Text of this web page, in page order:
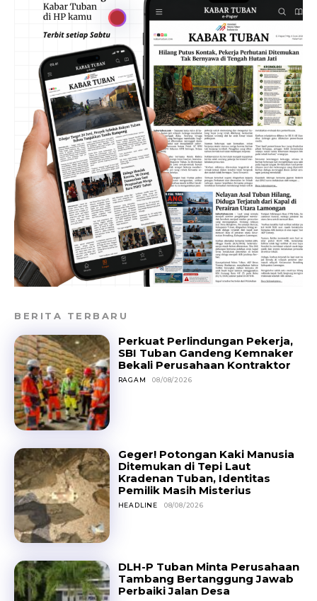
BERITA TERBARU
Perkuat Perlindungan Pekerja,
SBI Tuban Gandeng Kemnaker
Bekali Perusahaan Kontraktor
RAGAM 08/08/2026
Geger! Potongan Kaki Manusia
Ditemukan di Tepi Laut
Kradenan Tuban, Identitas
Pemilik Masih Misterius
HEADLINE 08/08/2026
DLH-P Tuban Minta Perusahaan
Tambang Bertanggung Jawab
Perbaiki Jalan Desa